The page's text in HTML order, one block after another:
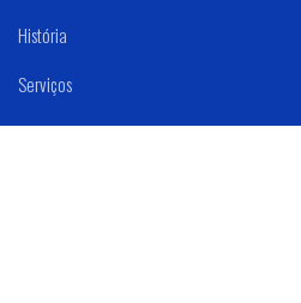
História
Serviços